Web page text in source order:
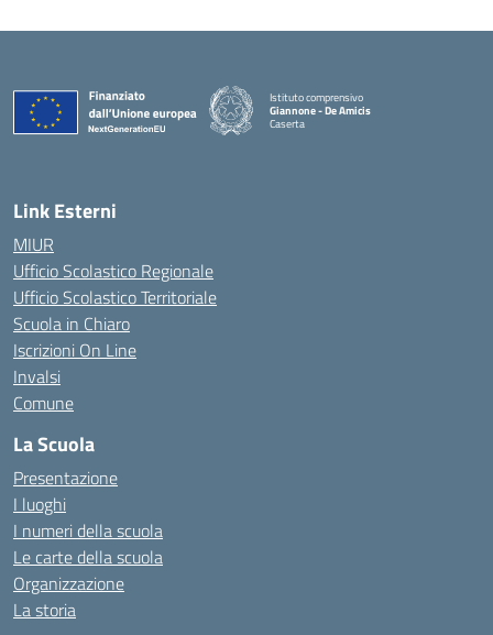
Istituto comprensivo
Giannone - De Amicis
Caserta
Link Esterni
MIUR
Ufficio Scolastico Regionale
Ufficio Scolastico Territoriale
Scuola in Chiaro
Iscrizioni On Line
Invalsi
Comune
La Scuola
Presentazione
I luoghi
I numeri della scuola
Le carte della scuola
Organizzazione
La storia